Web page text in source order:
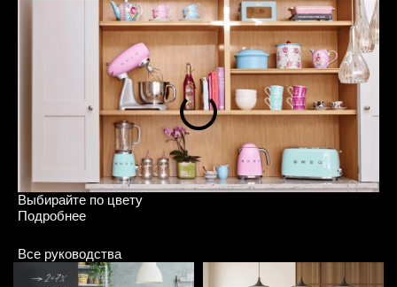
Выбирайте по цвету
Подробнее
Все руководства